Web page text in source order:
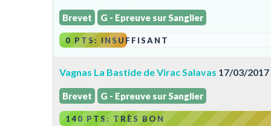
Brevet G - Epreuve sur Sanglier
0 PTS: INSUFFISANT
Vagnas La Bastide de Virac Salavas 17/03/2017
Brevet G - Epreuve sur Sanglier
140 PTS: TRÈS BON